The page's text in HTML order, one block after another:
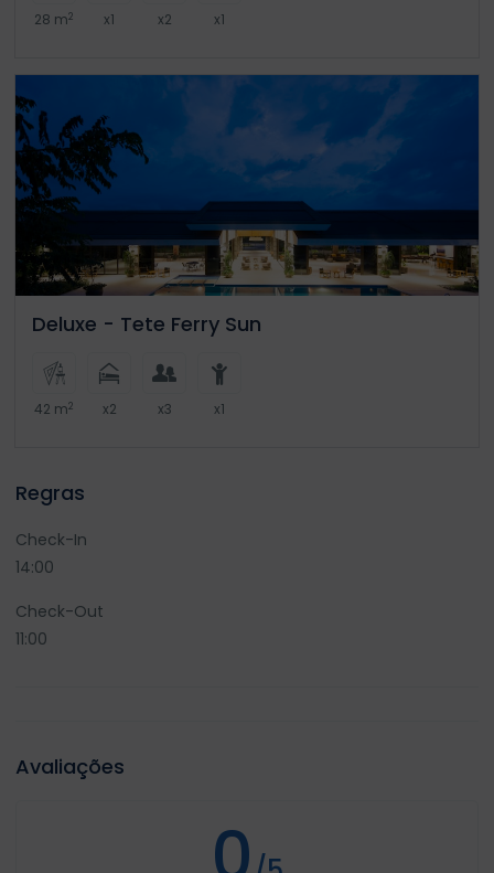
28 m2 x1 x2 x1
Deluxe - Tete Ferry Sun
42 m2 x2 x3 x1
Regras
Check-In
14:00
Check-Out
11:00
Avaliações